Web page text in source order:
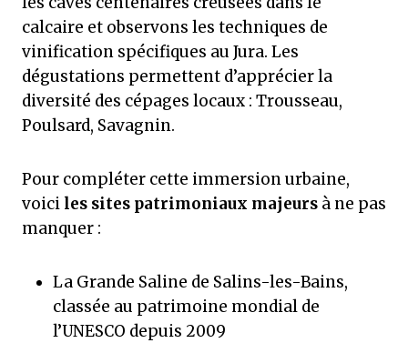
calcaire et observons les techniques de
vinification spécifiques au Jura. Les
dégustations permettent d’apprécier la
diversité des cépages locaux : Trousseau,
Poulsard, Savagnin.
Pour compléter cette immersion urbaine,
voici les sites patrimoniaux majeurs à ne pas
manquer :
La Grande Saline de Salins-les-Bains,
classée au patrimoine mondial de
l’UNESCO depuis 2009